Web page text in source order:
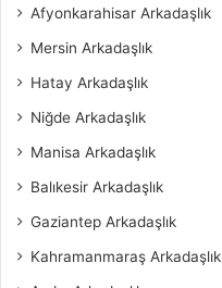
Afyonkarahisar Arkadaşlık
Mersin Arkadaşlık
Hatay Arkadaşlık
Niğde Arkadaşlık
Manisa Arkadaşlık
Balıkesir Arkadaşlık
Gaziantep Arkadaşlık
Kahramanmaraş Arkadaşlık